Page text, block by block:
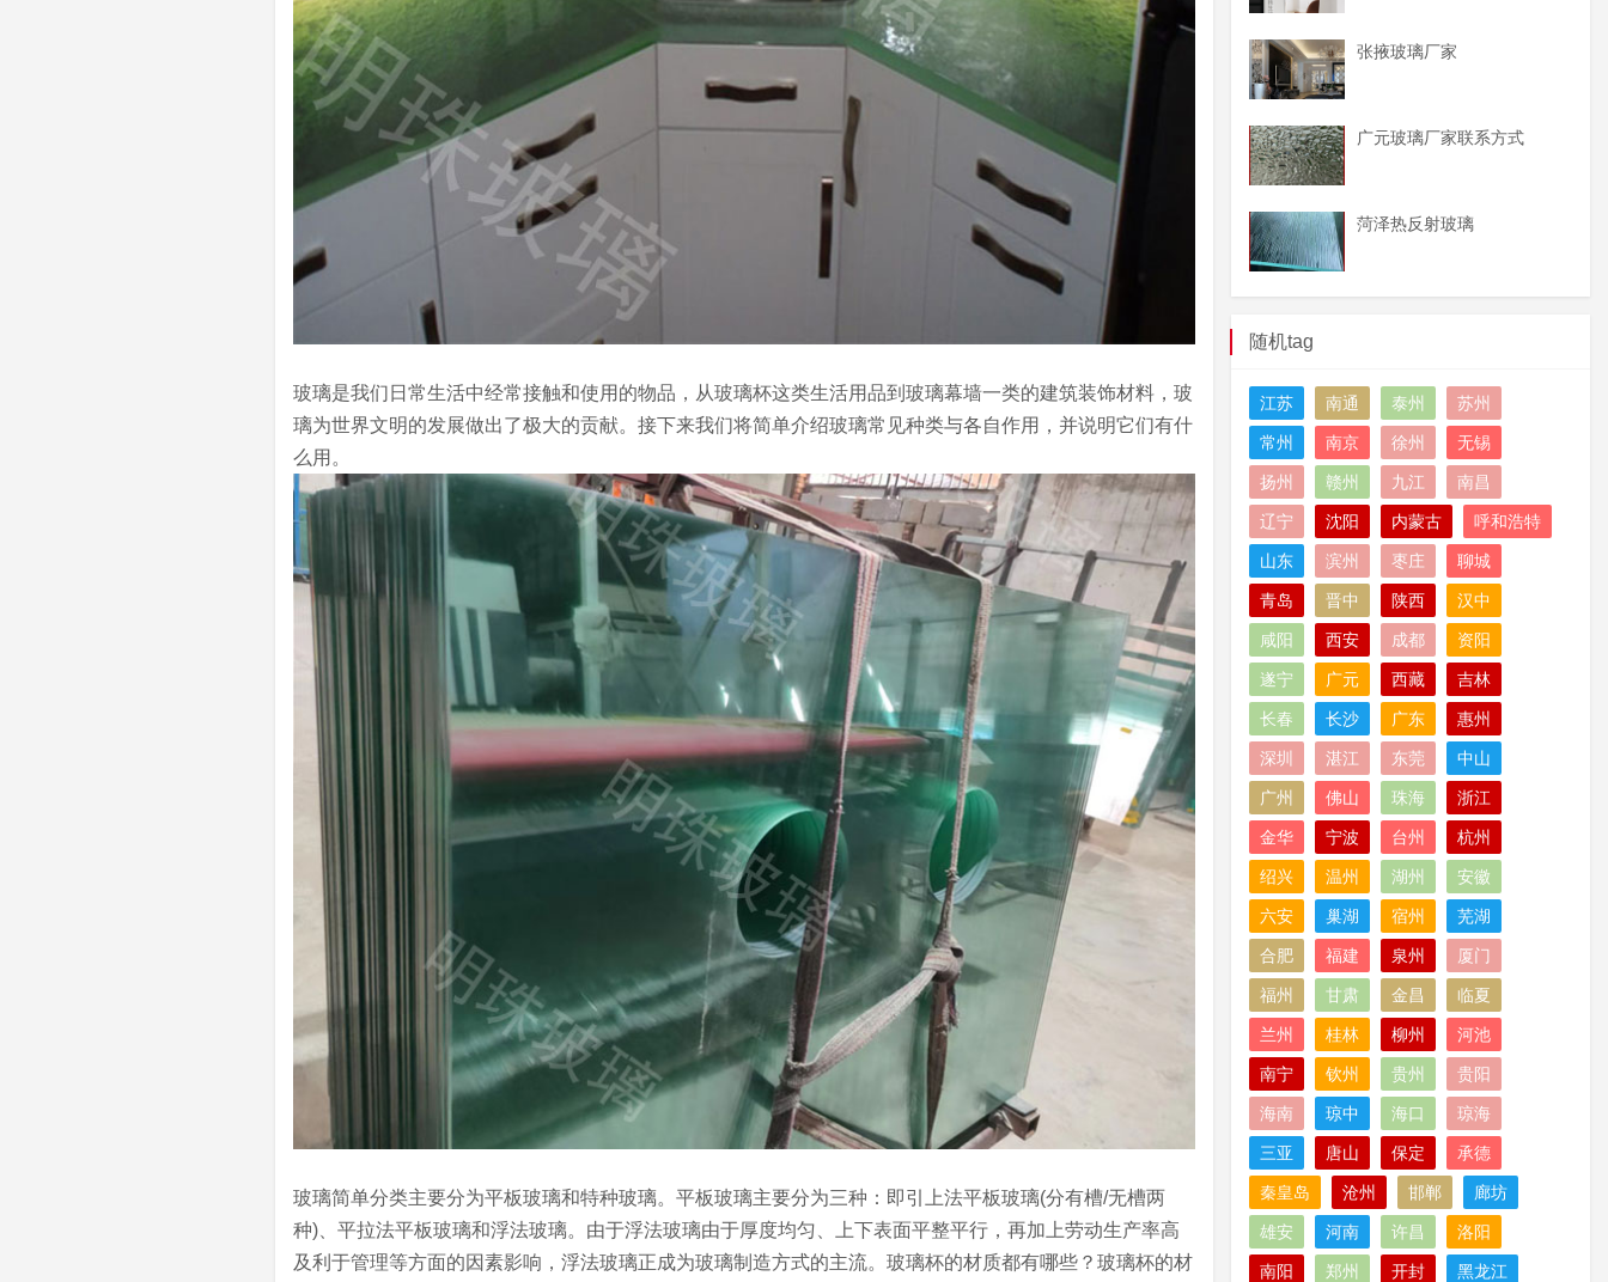
玻璃是我们日常生活中经常接触和使用的物品，从玻璃杯这类生活用品到玻璃幕墙一类的建筑装饰材料，玻
璃为世界文明的发展做出了极大的贡献。接下来我们将简单介绍玻璃常见种类与各自作用，并说明它们有什
么用。
玻璃简单分类主要分为平板玻璃和特种玻璃。平板玻璃主要分为三种：即引上法平板玻璃(分有槽/无槽两
种)、平拉法平板玻璃和浮法玻璃。由于浮法玻璃由于厚度均匀、上下表面平整平行，再加上劳动生产率高
及利于管理等方面的因素影响，浮法玻璃正成为玻璃制造方式的主流。玻璃杯的材质都有哪些？玻璃杯的材
张掖玻璃厂家
广元玻璃厂家联系方式
菏泽热反射玻璃
随机tag
江苏 南通 泰州 苏州
常州 南京 徐州 无锡
扬州 赣州 九江 南昌
辽宁 沈阳 内蒙古 呼和浩特
山东 滨州 枣庄 聊城
青岛 晋中 陕西 汉中
咸阳 西安 成都 资阳
遂宁 广元 西藏 吉林
长春 长沙 广东 惠州
深圳 湛江 东莞 中山
广州 佛山 珠海 浙江
金华 宁波 台州 杭州
绍兴 温州 湖州 安徽
六安 巢湖 宿州 芜湖
合肥 福建 泉州 厦门
福州 甘肃 金昌 临夏
兰州 桂林 柳州 河池
南宁 钦州 贵州 贵阳
海南 琼中 海口 琼海
三亚 唐山 保定 承德
秦皇岛 沧州 邯郸 廊坊
雄安 河南 许昌 洛阳
南阳 郑州 开封 黑龙江